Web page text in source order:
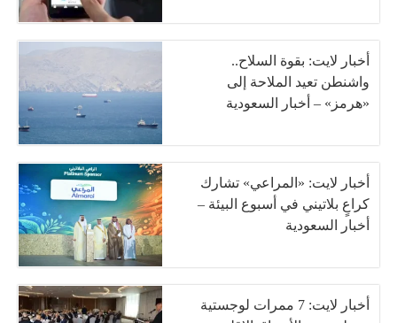
أخبار لايت: بقوة السلاح..
واشنطن تعيد الملاحة إلى
«هرمز» – أخبار السعودية
أخبار لايت: «المراعي» تشارك
كراعٍ بلاتيني في أسبوع البيئة –
أخبار السعودية
أخبار لايت: 7 ممرات لوجستية